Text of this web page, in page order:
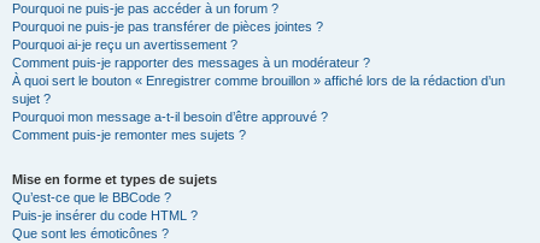
Pourquoi ne puis-je pas accéder à un forum ?
Pourquoi ne puis-je pas transférer de pièces jointes ?
Pourquoi ai-je reçu un avertissement ?
Comment puis-je rapporter des messages à un modérateur ?
À quoi sert le bouton « Enregistrer comme brouillon » affiché lors de la rédaction d’un
sujet ?
Pourquoi mon message a-t-il besoin d’être approuvé ?
Comment puis-je remonter mes sujets ?
Mise en forme et types de sujets
Qu’est-ce que le BBCode ?
Puis-je insérer du code HTML ?
Que sont les émoticônes ?